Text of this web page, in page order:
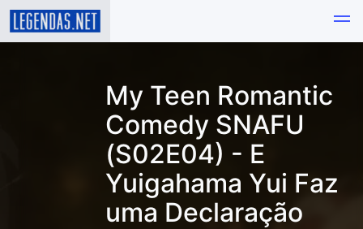
My Teen Romantic
Comedy SNAFU
(S02E04) - E
Yuigahama Yui Faz
uma Declaração